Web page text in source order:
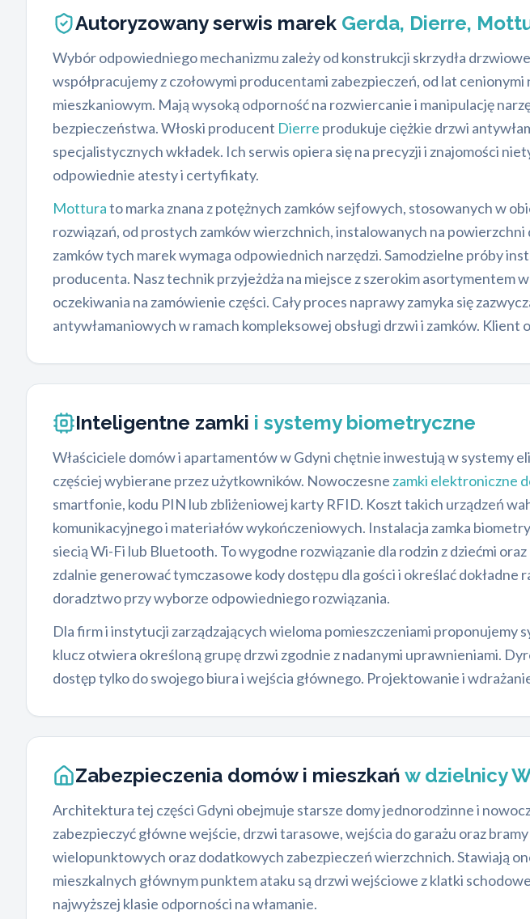
Autoryzowany serwis marek Gerda, Dierre,
Wybór odpowiedniego mechanizmu zależy od konstrukcji skrzydła
współpracujemy z czołowymi producentami zabezpieczeń, od lat cenionymi
mieszkaniowym. Mają wysoką odporność na rozwiercanie i manipulację
bezpieczeństwa. Włoski producent Dierre produkuje ciężkie drzwi
specjalistycznych wkładek. Ich serwis opiera się na precyzji i znajomości
odpowiednie atesty i certyfikaty.
Motturato marka znana z potężnych zamków sejfowych, stosowanych w
rozwiązań, od prostych zamków wierzchnich, instalowanych na
zamków tych marek wymaga odpowiednich narzędzi. Samodzielne próby
producenta. Nasz technik przyjeżdża na miejsce z szerokim asortymentem
oczekiwania na zamówienie części. Cały proces naprawy zamyka się
antywłamaniowych w ramach kompleksowej obsługi drzwi i zamków.
Inteligentne zamki i systemy biometryczne
Właściciele domów i apartamentów w Gdyni chętnie inwestują w systemy
częściej wybierane przez użytkowników. Nowoczesne zamki elektroniczne
smartfonie, kodu PIN lub zbliżeniowej karty RFID. Koszt takich urządzeń
komunikacyjnego i materiałów wykończeniowych. Instalacja zamka
siecią Wi-Fi lub Bluetooth. To wygodne rozwiązanie dla rodzin z dziećmi
zdalnie generować tymczasowe kody dostępu dla gości i określać
doradztwo przy wyborze odpowiedniego rozwiązania.
Dla firm i instytucji zarządzających wieloma pomieszczeniami proponujemy
klucz otwiera określoną grupę drzwi zgodnie z nadanymi uprawnieniami.
dostęp tylko do swojego biura i wejścia głównego. Projektowanie i
Zabezpieczenia domów i mieszkań w dzielnicy
Architektura tej części Gdyni obejmuje starsze domy jednorodzinne i
zabezpieczyć główne wejście, drzwi tarasowe, wejścia do garażu oraz
wielopunktowych oraz dodatkowych zabezpieczeń wierzchnich. Stawiają
mieszkalnych głównym punktem ataku są drzwi wejściowe z klatki
najwyższej klasie odporności na włamanie.